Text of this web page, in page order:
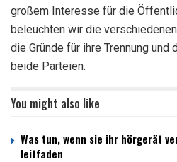
großem Interesse für die
beleuchten wir die
die Gründe für ihre Trennung und
beide Parteien.
You might also like
Was tun, wenn sie ihr hörgerät
leitfaden